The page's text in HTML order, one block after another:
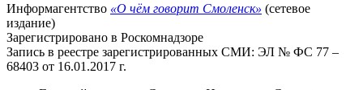
Информагентство «О чём говорит Смоленск» (сетевое
издание)
Зарегистрировано в Роскомнадзоре
Запись в реестре зарегистрированных СМИ: ЭЛ № ФС 77 –
68403 от 16.01.2017 г.